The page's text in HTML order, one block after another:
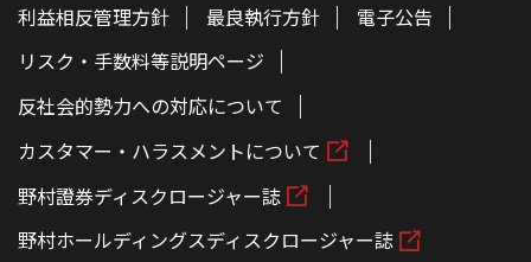
利益相反管理方針
最良執行方針
電子公告
リスク・手数料等説明ページ
反社会的勢力への対応について
カスタマー・ハラスメントについて
野村證券ディスクロージャー誌
野村ホールディングスディスクロージャー誌